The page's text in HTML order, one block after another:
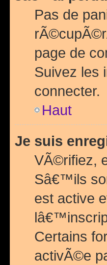
Pas de
page de
Suivez les
connecter.
Haut
Je suis
VÃ©rifiez,
Sâ€™ils
est active
Certains
activÃ©e